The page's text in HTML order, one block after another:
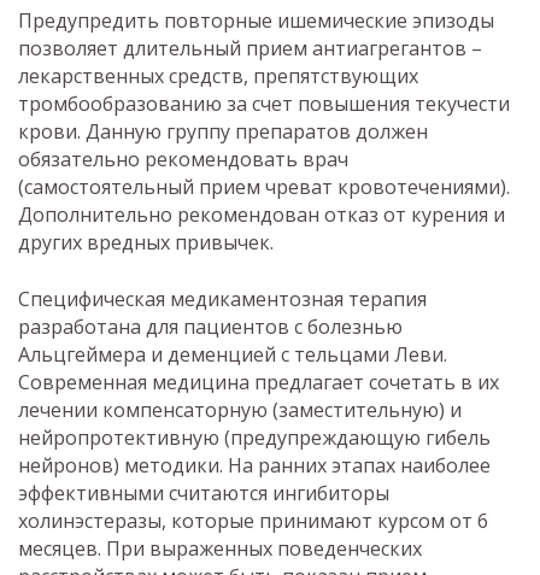
Предупредить повторные ишемические эпизоды
позволяет длительный прием антиагрегантов –
лекарственных средств, препятствующих
тромбообразованию за счет повышения текучести
крови. Данную группу препаратов должен
обязательно рекомендовать врач
(самостоятельный прием чреват кровотечениями).
Дополнительно рекомендован отказ от курения и
других вредных привычек.
Специфическая медикаментозная терапия
разработана для пациентов с болезнью
Альцгеймера и деменцией с тельцами Леви.
Современная медицина предлагает сочетать в их
лечении компенсаторную (заместительную) и
нейропротективную (предупреждающую гибель
нейронов) методики. На ранних этапах наиболее
эффективными считаются ингибиторы
холинэстеразы, которые принимают курсом от 6
месяцев. При выраженных поведенческих